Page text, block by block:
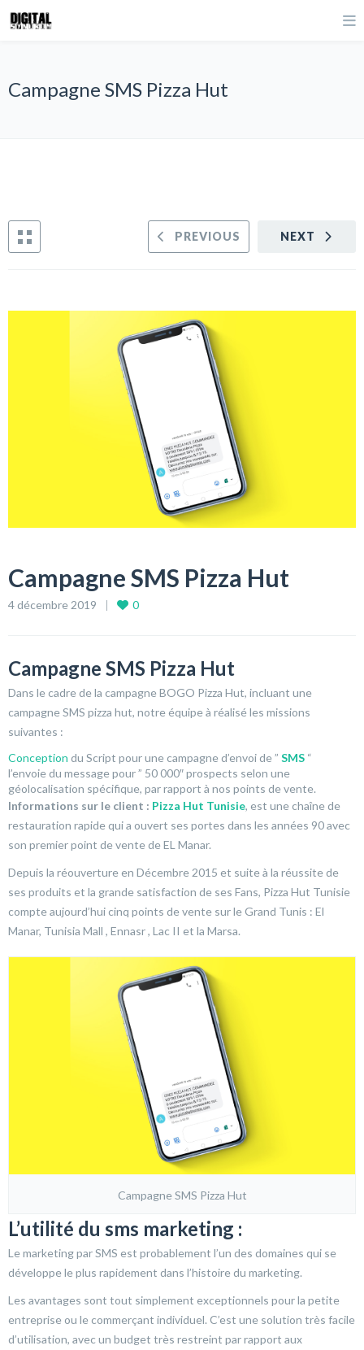
Campagne SMS Pizza Hut
NEXT
PREVIOUS
Campagne SMS Pizza Hut
4 décembre 2019 0
Campagne SMS Pizza Hut
Dans le cadre de la campagne BOGO Pizza Hut, incluant une
campagne SMS pizza hut, notre équipe à réalisé les missions
suivantes :
Conception du Script pour une campagne d’envoi de ” SMS “
l’envoie du message pour ” 50 000″ prospects selon une
géolocalisation spécifique, par rapport à nos points de vente.
Informations sur le client : Pizza Hut Tunisie, est une chaîne de
restauration rapide qui a ouvert ses portes dans les années 90 avec
son premier point de vente de EL Manar.
Depuis la réouverture en Décembre 2015 et suite à la réussite de
ses produits et la grande satisfaction de ses Fans, Pizza Hut Tunisie
compte aujourd’hui cinq points de vente sur le Grand Tunis : El
Manar, Tunisia Mall , Ennasr , Lac II et la Marsa.
Campagne SMS Pizza Hut
L’utilité du sms marketing :
Le marketing par SMS est probablement l’un des domaines qui se
développe le plus rapidement dans l’histoire du marketing.
Les avantages sont tout simplement exceptionnels pour la petite
entreprise ou le commerçant individuel. C’est une solution très facile
d’utilisation, avec un budget très restreint par rapport aux